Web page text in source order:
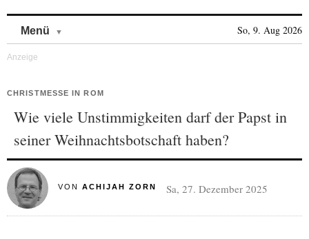
Menü So, 9. Aug 2026
CHRISTMESSE IN ROM
Wie viele Unstimmigkeiten darf der Papst in
seiner Weihnachtsbotschaft haben?
VON ACHIJAH ZORN Sa, 27. Dezember 2025